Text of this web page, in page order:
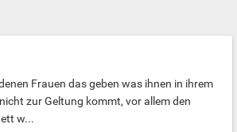
Frauen das geben was ihnen in ihrem
zur Geltung kommt, vor allem den
w...